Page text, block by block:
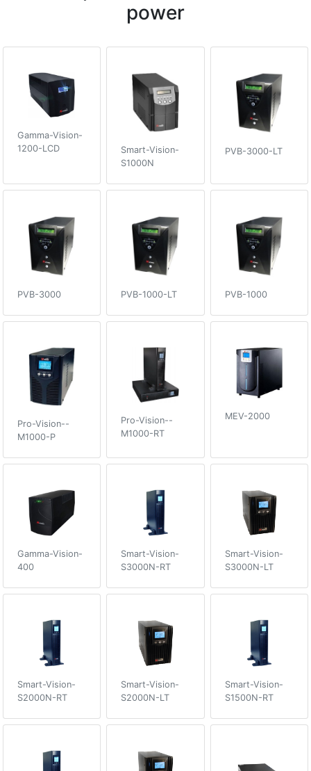
power
Gamma-Vision-
1200-LCD
Smart-Vision-
S1000N
PVB-3000-LT
PVB-3000 PVB-1000-LT PVB-1000
Pro-Vision--
M1000-P
Pro-Vision--
M1000-RT
MEV-2000
Gamma-Vision-
400
Smart-Vision-
S3000N-RT
Smart-Vision-
S3000N-LT
Smart-Vision-
S2000N-RT
Smart-Vision-
S2000N-LT
Smart-Vision-
S1500N-RT